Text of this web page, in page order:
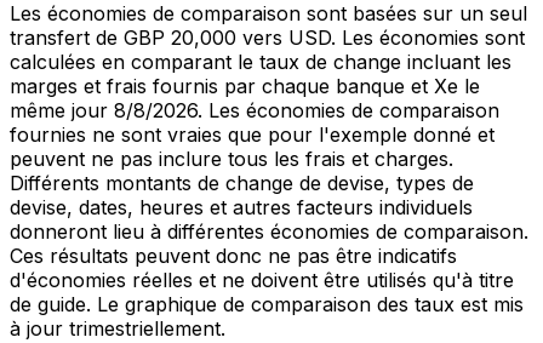
Les économies de comparaison sont basées sur un seul
transfert de GBP 20,000 vers USD. Les économies sont
calculées en comparant le taux de change incluant les
marges et frais fournis par chaque banque et Xe le
même jour 8/8/2026. Les économies de comparaison
fournies ne sont vraies que pour l'exemple donné et
peuvent ne pas inclure tous les frais et charges.
Différents montants de change de devise, types de
devise, dates, heures et autres facteurs individuels
donneront lieu à différentes économies de comparaison.
Ces résultats peuvent donc ne pas être indicatifs
d'économies réelles et ne doivent être utilisés qu'à titre
de guide. Le graphique de comparaison des taux est mis
à jour trimestriellement.